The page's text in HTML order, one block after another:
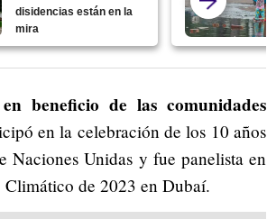
disidencias están en la
mira
beneficio de las comunidades
en la celebración de los 10 años
Naciones Unidas y fue panelista en
Climático de 2023 en Dubaí.